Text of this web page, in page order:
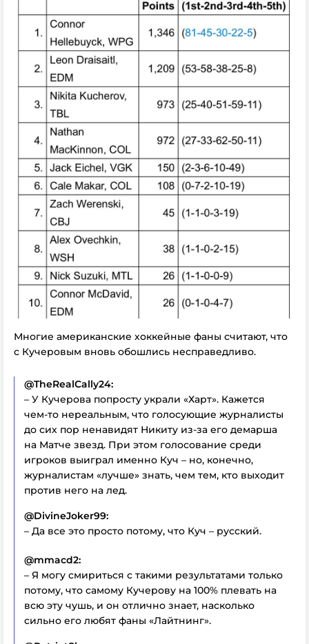
Многие американские хоккейные фаны считают, что
с Кучеровым вновь обошлись несправедливо.
@TheRealCally24:
– У Кучерова попросту украли «Харт». Кажется
чем-то нереальным, что голосующие журналисты
до сих пор ненавидят Никиту из-за его демарша
на Матче звезд. При этом голосование среди
игроков выиграл именно Куч – но, конечно,
журналистам «лучше» знать, чем тем, кто выходит
против него на лед.
@DivineJoker99:
– Да все это просто потому, что Куч – русский.
@mmacd2:
– Я могу смириться с такими результатами только
потому, что самому Кучерову на 100% плевать на
всю эту чушь, и он отлично знает, насколько
сильно его любят фаны «Лайтнинг».